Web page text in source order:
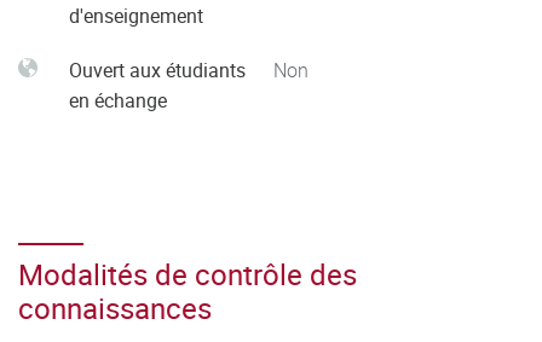
d'enseignement
Ouvert aux étudiants
en échange
Non
Modalités de contrôle des
connaissances